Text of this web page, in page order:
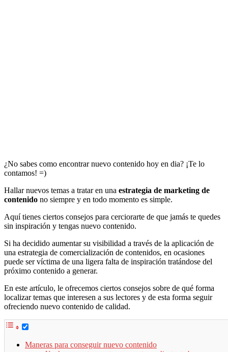
¿No sabes como encontrar nuevo contenido hoy en dia? ¡Te lo
contamos! =)
Hallar nuevos temas a tratar en una estrategia de marketing de
contenido no siempre y en todo momento es simple.
Aquí tienes ciertos consejos para cerciorarte de que jamás te quedes
sin inspiración y tengas nuevo contenido.
Si ha decidido aumentar su visibilidad a través de la aplicación de
una estrategia de comercialización de contenidos, en ocasiones
puede ser víctima de una ligera falta de inspiración tratándose del
próximo contenido a generar.
En este artículo, le ofrecemos ciertos consejos sobre de qué forma
localizar temas que interesen a sus lectores y de esta forma seguir
ofreciendo nuevo contenido de calidad.
Maneras para conseguir nuevo contenido